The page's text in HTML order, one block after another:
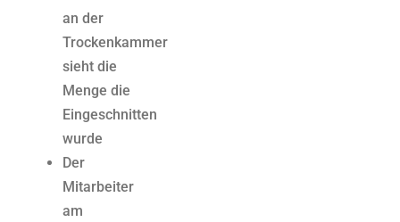
an der
Trockenkammer
sieht die
Menge die
Eingeschnitten
wurde
Der
Mitarbeiter
am